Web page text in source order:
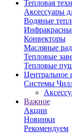
Тепловая
Аксессуары
Водяные
Конвекторы
Масляные
Тепловые
Тепловые
Центральное
Системы
Важное
Акции
Новинки
Рекомендуем